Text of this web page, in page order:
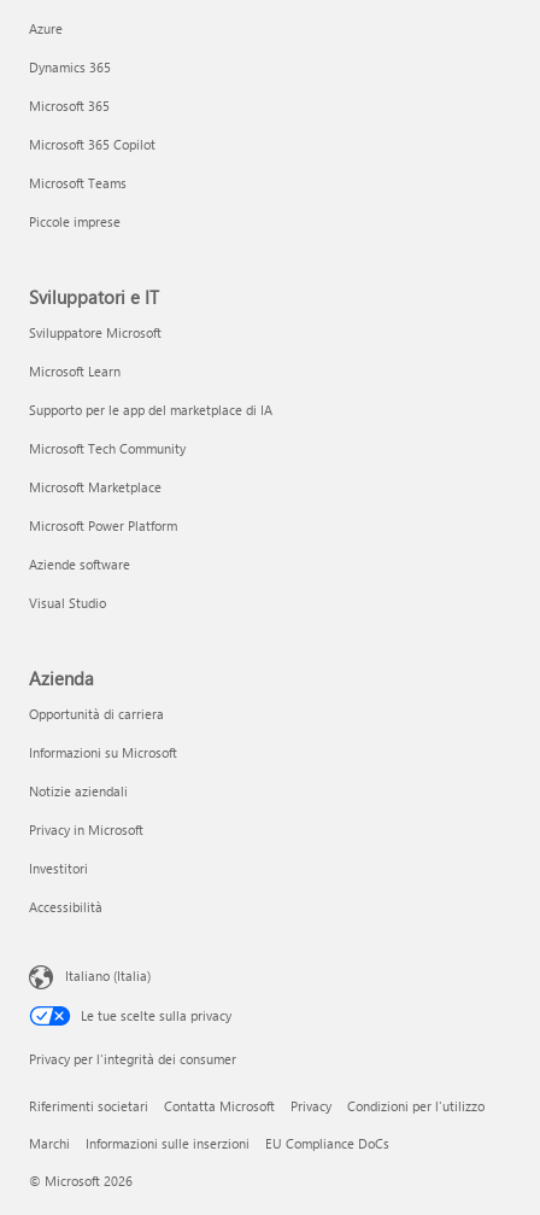
Azure
Dynamics 365
Microsoft 365
Microsoft 365 Copilot
Microsoft Teams
Piccole imprese
Sviluppatori e IT
Sviluppatore Microsoft
Microsoft Learn
Supporto per le app del marketplace di IA
Microsoft Tech Community
Microsoft Marketplace
Microsoft Power Platform
Aziende software
Visual Studio
Azienda
Opportunità di carriera
Informazioni su Microsoft
Notizie aziendali
Privacy in Microsoft
Investitori
Accessibilità
Italiano (Italia)
Le tue scelte sulla privacy
Privacy per l'integrità dei consumer
Riferimenti societari Contatta Microsoft Privacy Condizioni per l'utilizzo
Marchi Informazioni sulle inserzioni EU Compliance DoCs
© Microsoft 2026